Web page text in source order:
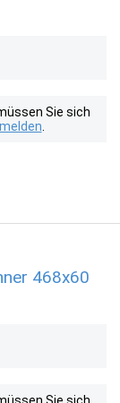
Sie sich
468x60